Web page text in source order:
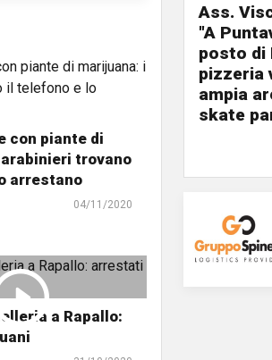
con piante di
trovano
arrestano
04/11/2020
a Rapallo:
Ass.
"A
posto di
pizzeria
ampia
skate